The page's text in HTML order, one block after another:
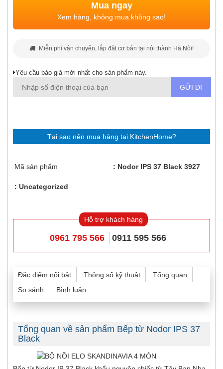
Mua ngay
Xem hàng, không mua không sao!
Miễn phí vận chuyển, lắp đặt cơ bản tại nội thành Hà Nội!
Yêu cầu báo giá mới nhất cho sản phẩm này.
Tại sao nên mua hàng tại KitchenHome?
Mã sản phẩm Nodor IPS 37 Black 3927
Uncategorized
Hỗ trợ khách hàng
0961 795 566 0911 595 566
Đặc điểm nổi bật Thông số kỹ thuật
Tổng quan
So sánh
Bình luận
Tổng quan về sản phẩm Bếp từ Nodor IPS 37
Black